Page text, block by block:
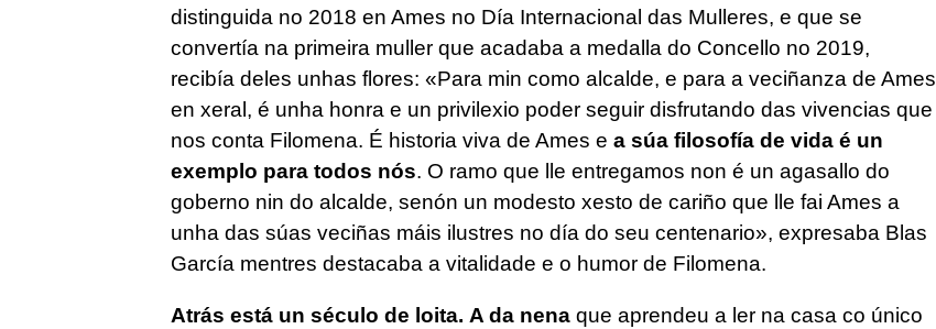
distinguida no 2018 en Ames no Día Internacional das Mulleres, e que se
convertía na primeira muller que acadaba a medalla do Concello no 2019,
recibía deles unhas flores: «Para min como alcalde, e para a veciñanza de Ames
en xeral, é unha honra e un privilexio poder seguir disfrutando das vivencias que
nos conta Filomena. É historia viva de Ames e a súa filosofía de vida é un
exemplo para todos nós. O ramo que lle entregamos non é un agasallo do
goberno nin do alcalde, senón un modesto xesto de cariño que lle fai Ames a
unha das súas veciñas máis ilustres no día do seu centenario», expresaba Blas
García mentres destacaba a vitalidade e o humor de Filomena.
Atrás está un século de loita. A da nenaque aprendeu a ler na casa co único